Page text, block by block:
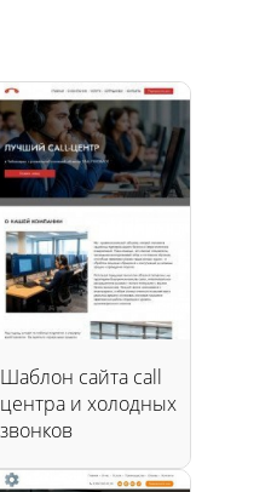
Шаблон сайта call
центра и холодных
звонков